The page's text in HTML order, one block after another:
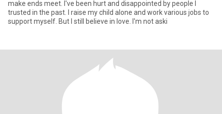
make ends meet. I've been hurt and disappointed by people I
trusted in the past. I raise my child alone and work various jobs to
support myself. But I still believe in love. I'm not aski